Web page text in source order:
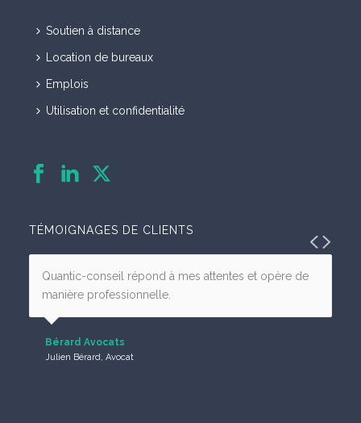
Soutien à distance
Location de bureaux
Emplois
Utilisation et confidentialité
TÉMOIGNAGES DE CLIENTS
Quantic-conseil répond à mes attentes et opère de
manière professionnelle.
Bérard Avocats
Julien Bérard, Avocat